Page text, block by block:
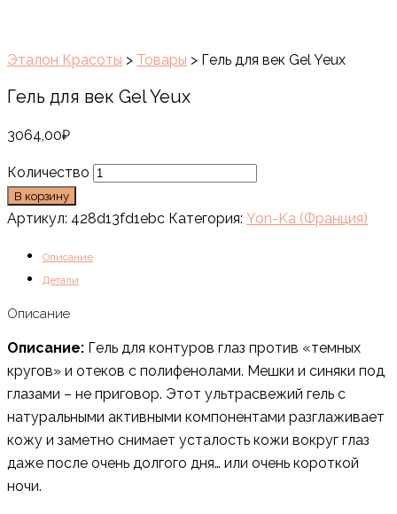
Эталон Красоты > Товары > Гель для век Gel Yeux
Гель для век Gel Yeux
3064,00₽
Количество
В корзину
Артикул: 428d13fd1ebc Категория: Yon-Ka (Франция)
Описание
Детали
Описание
Описание: Гель для контуров глаз против «темных
кругов» и отеков с полифенолами. Мешки и синяки под
глазами – не приговор. Этот ультрасвежий гель с
натуральными активными компонентами разглаживает
кожу и заметно снимает усталость кожи вокруг глаз
даже после очень долгого дня… или очень короткой
ночи.